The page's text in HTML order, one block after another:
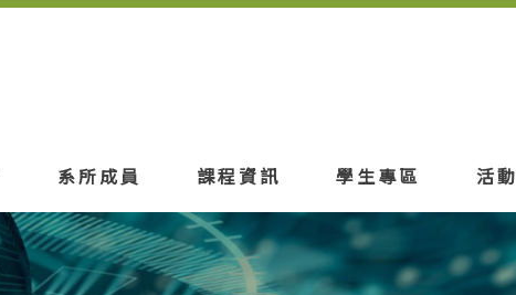
系所成員 課程資訊 學生專區 活